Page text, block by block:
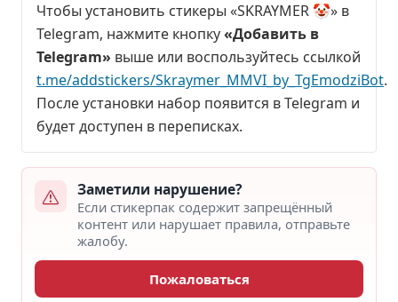
Чтобы установить стикеры «SKRAYMER 🤡» в
Telegram, нажмите кнопку«Добавить в
Telegram» выше или воспользуйтесь ссылкой
t.me/addstickers/Skraymer_MMVI_by_TgEmodziBot.
После установки набор появится в Telegram и
будет доступен в переписках.
Заметили нарушение?
Если стикерпак содержит запрещённый
контент или нарушает правила, отправьте
жалобу.
Пожаловаться